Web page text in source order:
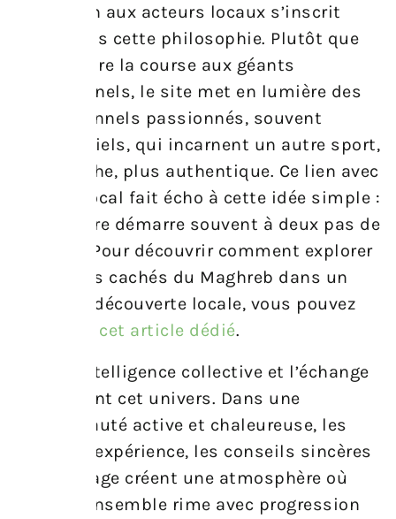
Le soutien aux acteurs locaux s’inscrit
aussi dans cette philosophie. Plutôt que
de rejoindre la course aux géants
impersonnels, le site met en lumière des
professionnels passionnés, souvent
confidentiels, qui incarnent un autre sport,
plus proche, plus authentique. Ce lien avec
le tissu local fait écho à cette idée simple :
le bien-être démarre souvent à deux pas de
chez soi. Pour découvrir comment explorer
les trésors cachés du Maghreb dans un
esprit de découverte locale, vous pouvez
cet article dédié.
Enfin, l’intelligence collective et l’échange
nourrissent cet univers. Dans une
communauté active et chaleureuse, les
retours d’expérience, les conseils sincères
et le partage créent une atmosphère où
avancer ensemble rime avec progression